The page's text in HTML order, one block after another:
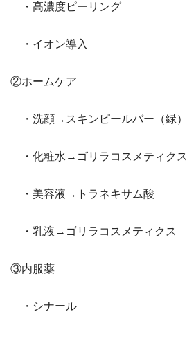
・高濃度ピーリング
・イオン導入
②ホームケア
・洗顔→スキンピールバー（緑）
・化粧水→ゴリラコスメティクス
・美容液→トラネキサム酸
・乳液→ゴリラコスメティクス
③内服薬
・シナール